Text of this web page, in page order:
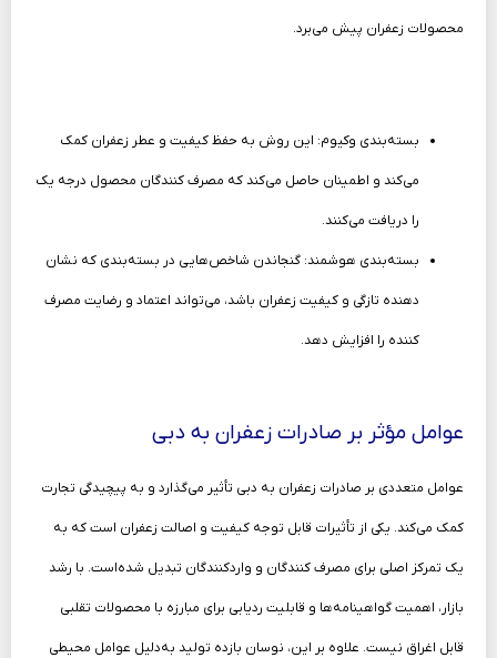
محصولات زعفران پیش می‌برد.
بسته‌بندی وکیوم: این روش به حفظ کیفیت و عطر زعفران کمک
می‌کند و اطمینان حاصل می‌کند که مصرف کنندگان محصول درجه یک
را دریافت می‌کنند.
بسته‌بندی هوشمند: گنجاندن شاخص‌هایی در بسته‌بندی که نشان
دهنده تازگی و کیفیت زعفران باشد، می‌تواند اعتماد و رضایت مصرف
کننده را افزایش دهد.
عوامل مؤثر بر صادرات زعفران به دبی
عوامل متعددی بر صادرات زعفران به دبی تأثیر می‌گذارد و به پیچیدگی تجارت
کمک می‌کند. یکی از تأثیرات قابل توجه کیفیت و اصالت زعفران است که به
یک تمرکز اصلی برای مصرف کنندگان و واردکنندگان تبدیل شده‌است. با رشد
بازار، اهمیت گواهینامه‌ها و قابلیت ردیابی برای مبارزه با محصولات تقلبی
قابل اغراق نیست. علاوه بر این، نوسان بازده تولید به‌دلیل عوامل محیطی